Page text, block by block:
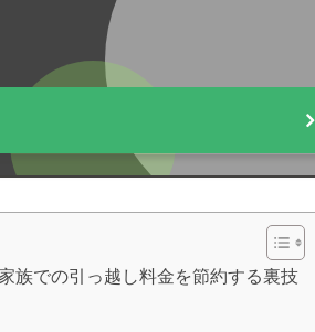
族での引っ越し料金を節約する裏技